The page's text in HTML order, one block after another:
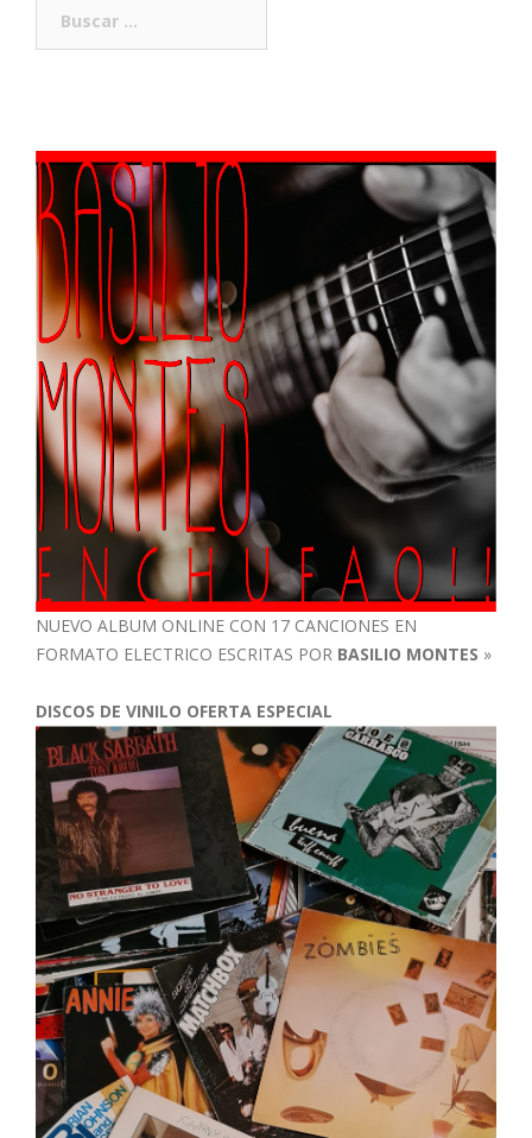
NUEVO ALBUM ONLINE CON 17 CANCIONES EN
FORMATO ELECTRICO ESCRITAS POR BASILIO MONTES »
DISCOS DE VINILO OFERTA ESPECIAL